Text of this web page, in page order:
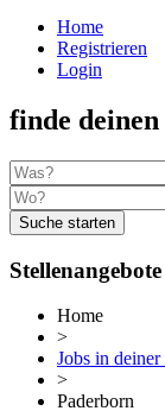
Home
Registrieren
Login
finde
Suche starten
Home
>
Jobs in deiner
>
Paderborn